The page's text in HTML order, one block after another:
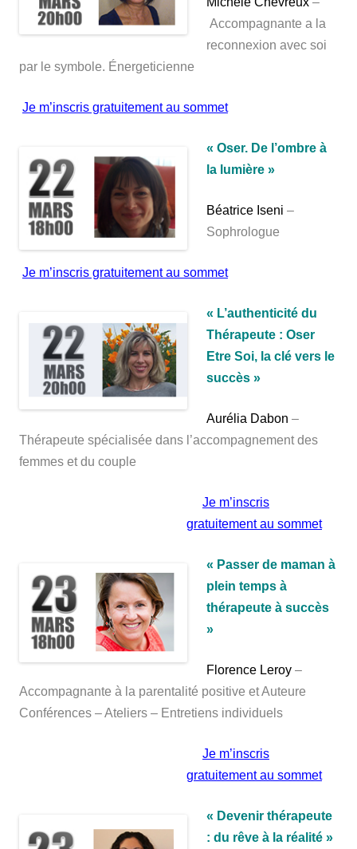
Accompagnante a la
reconnexion avec soi
par le symbole. Énergeticienne
Je m’inscris gratuitement au sommet
« Oser. De l’ombre à
la lumière »
Béatrice Iseni –
Sophrologue
Je m’inscris gratuitement au sommet
« L’authenticité du
Thérapeute : Oser
Etre Soi, la clé vers le
succès »
Aurélia Dabon –
Thérapeute spécialisée dans l’accompagnement des
femmes et du couple
Je m’inscris
gratuitement au sommet
« Passer de maman à
plein temps à
thérapeute à succès
»
Florence Leroy –
Accompagnante à la parentalité positive et Auteure
Conférences – Ateliers – Entretiens individuels
Je m’inscris
gratuitement au sommet
« Devenir thérapeute
: du rêve à la réalité »